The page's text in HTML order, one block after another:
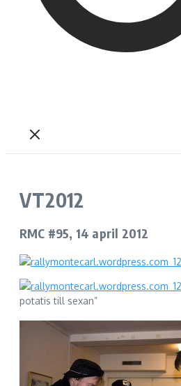
VT2012
RMC #95, 14 april 2012
potatis till sexan”